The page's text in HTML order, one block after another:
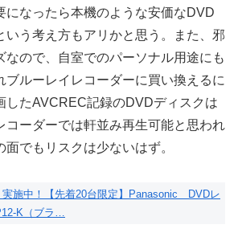
になったら本機のような安価なDVD
いう考え方もアリかと思う。また、邪
なので、自室でのパーソナル用途にも
ブルーレイレコーダーに買い換えるに
したAVCREC記録のDVDディスクは
コーダーでは軒並み再生可能と思われ
でもリスクは少ないはず。
実施中！【先着20台限定】Panasonic DVDレ
K（ブラ…